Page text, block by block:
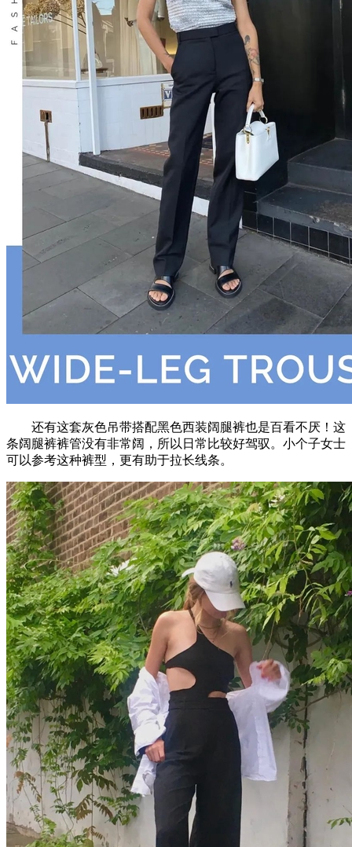
还有这套灰色吊带搭配黑色西装阔腿裤也是百看不厌！这
条阔腿裤裤管没有非常阔，所以日常比较好驾驭。小个子女士
可以参考这种裤型，更有助于拉长线条。